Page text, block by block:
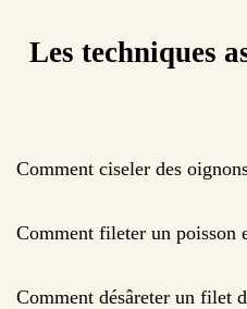
Les techniques
Comment ciseler des
Comment fileter un poisson
Comment désâreter un filet